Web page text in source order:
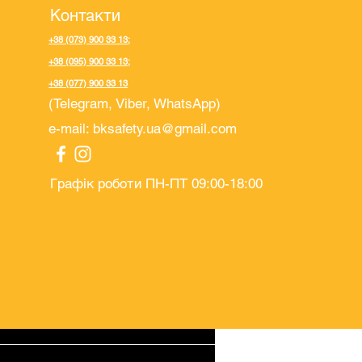
Контакти
+38 (073) 900 33 13;
+38 (095) 900 33 13;
+38 (077) 900 33 13
(Telegram, Viber, WhatsApp)
e-mail: bksafety.ua@gmail.com
Графік роботи ПН-ПТ 09:00-18:00